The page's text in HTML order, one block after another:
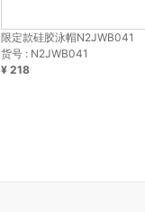
限定款硅胶泳帽N2JWB041
货号 : N2JWB041
¥ 218